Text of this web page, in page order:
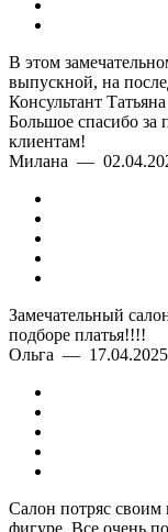
В этом
выпускной, на
Консультант
Большое спасибо за
клиентам!
Милана —
Замечательный
подборе платья!!!!
Ольга —
Салон потряс
фигуре. Все очень